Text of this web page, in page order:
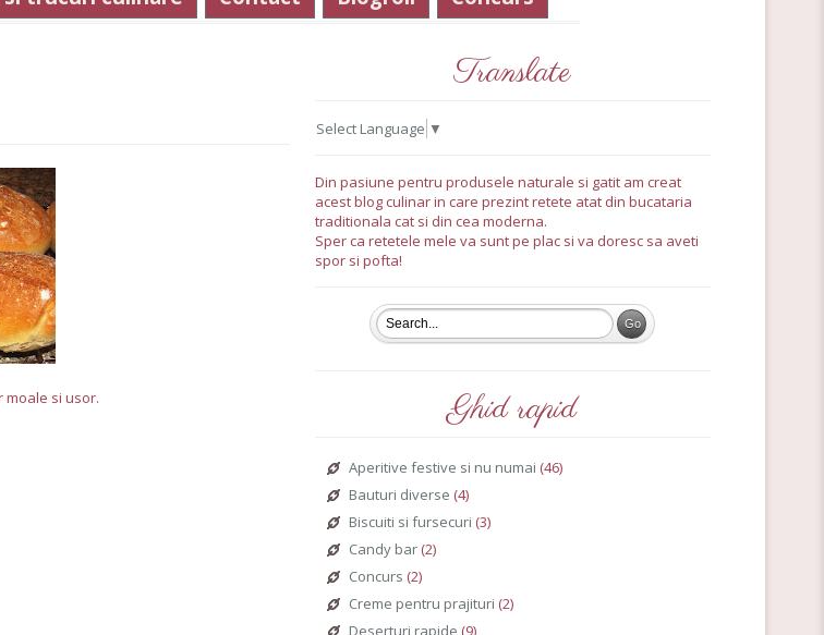
moale si usor.
Translate
Select Language ▼
Din pasiune pentru produsele naturale si gatit am creat
acest blog culinar in care prezint retete atat din bucataria
traditionala cat si din cea moderna.
Sper ca retetele mele va sunt pe plac si va doresc sa aveti
spor si pofta!
Ghid rapid
Aperitive festive si nu numai (46)
Bauturi diverse (4)
Biscuiti si fursecuri (3)
Candy bar (2)
Concurs (2)
Creme pentru prajituri (2)
Deserturi rapide (9)